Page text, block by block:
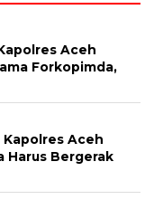
Aceh
Forkopimda,
Aceh
Harus Bergerak